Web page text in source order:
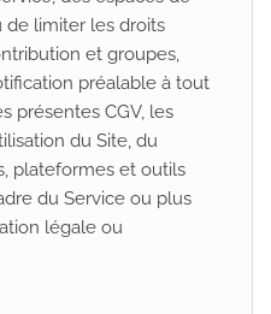
limiter les droits
et groupes,
préalable à tout
présentes CGV, les
du Site, du
plateformes et outils
du Service ou plus
légale ou